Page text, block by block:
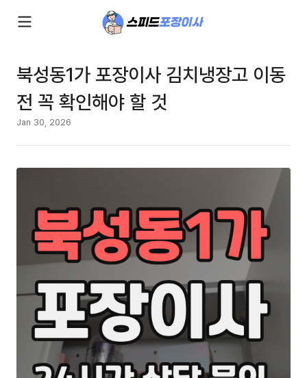
북성동1가 포장이사 김치냉장고 이동
전 꼭 확인해야 할 것
Jan 30, 2026